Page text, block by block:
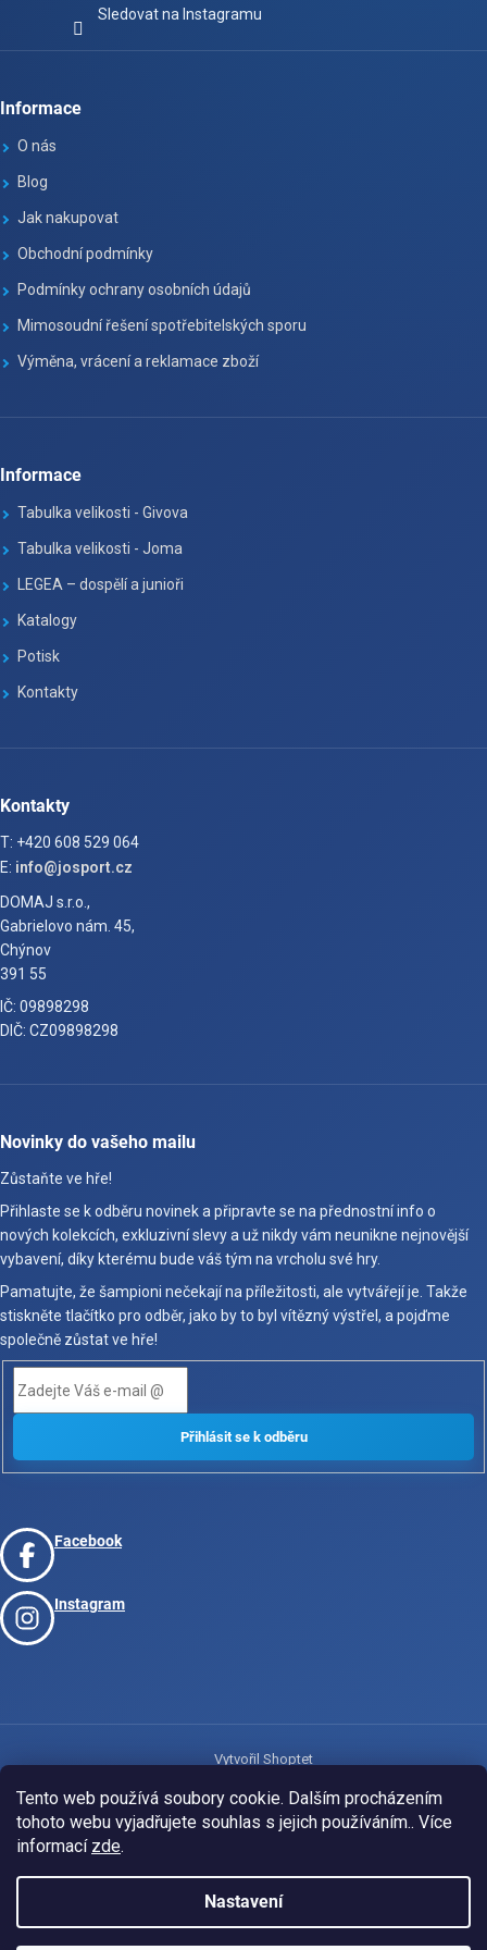
Tento web používá soubory cookie. Dalším procházením
tohoto webu vyjadřujete souhlas s jejich používáním.. Více
informací zde.
Nastavení
Sledovat na Instagramu
Informace
O nás
Blog
Jak nakupovat
Obchodní podmínky
Podmínky ochrany osobních údajů
Mimosoudní řešení spotřebitelských sporu
Výměna, vrácení a reklamace zboží
Informace
Tabulka velikosti - Givova
Tabulka velikosti - Joma
LEGEA – dospělí a junioři
Katalogy
Potisk
Kontakty
Kontakty
T: +420 608 529 064
E: info@josport.cz
DOMAJ s.r.o.,
Gabrielovo nám. 45,
Chýnov
391 55
IČ: 09898298
DIČ: CZ09898298
Novinky do vašeho mailu
Zůstaňte ve hře!
Přihlaste se k odběru novinek a připravte se na přednostní info o
nových kolekcích, exkluzivní slevy a už nikdy vám neunikne nejnovější
vybavení, díky kterému bude váš tým na vrcholu své hry.
Pamatujte, že šampioni nečekají na příležitosti, ale vytvářejí je. Takže
stiskněte tlačítko pro odběr, jako by to byl vítězný výstřel, a pojďme
společně zůstat ve hře!
Facebook
Instagram
Vytvořil Shoptet
Copyright 2026www.josport.cz. Všechna práva vyhrazena.